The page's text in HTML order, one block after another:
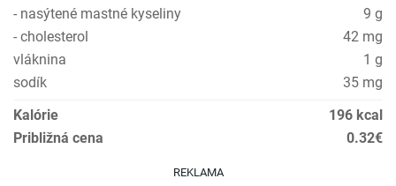
- nasýtené mastné kyseliny
9 g
- cholesterol
42 mg
vláknina
1 g
sodík
35 mg
Kalórie
196 kcal
Približná cena
0.32€
REKLAMA